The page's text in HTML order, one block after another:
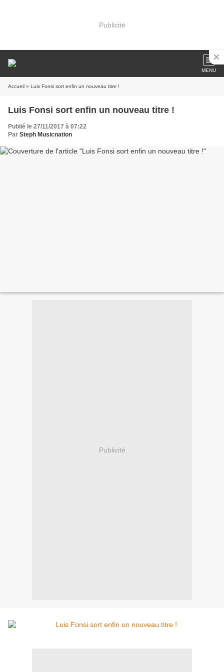
Publicité
MENU
Accueil » Luis Fonsi sort enfin un nouveau titre !
Luis Fonsi sort enfin un nouveau titre !
Publié le 27/11/2017 à 07:22
Par Steph Musicnation
Publicité